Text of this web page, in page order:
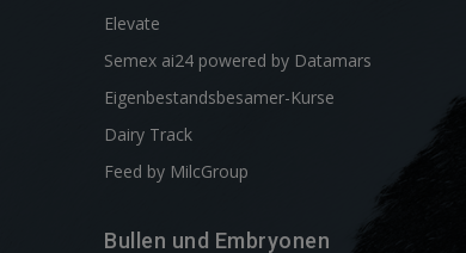
Elevate
Semex ai24 powered by Datamars
Eigenbestandsbesamer-Kurse
Dairy Track
Feed by MilcGroup
Bullen und Embryonen